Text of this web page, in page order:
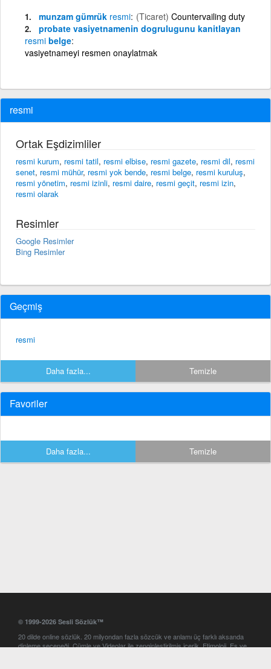
munzam gümrük resmi (Ticaret) Countervailing duty
probate vasiyetnamenin dogrulugunu kanitlayan
resmi belge
vasiyetnameyi resmen onaylatmak
resmi
Ortak Eşdizimliler
resmi kurum, resmi tatil, resmi elbise, resmi gazete, resmi dil, resmi
senet, resmi mühür, resmi yok bende, resmi belge, resmi kuruluş,
resmi yönetim, resmi izinli, resmi daire, resmi geçit, resmi izin,
resmi olarak
Resimler
Google Resimler
Bing Resimler
Geçmiş
resmi
Daha fazla... Temizle
Favoriler
Daha fazla... Temizle
© 1999-2026 Sesli Sözlük™
20 dilde online sözlük. 20 milyondan fazla sözcük ve anlamı üç farklı aksanda
dinleme seçeneği. Cümle ve Videolar ile zenginleştirilmiş içerik. Etimoloji, Eş ve